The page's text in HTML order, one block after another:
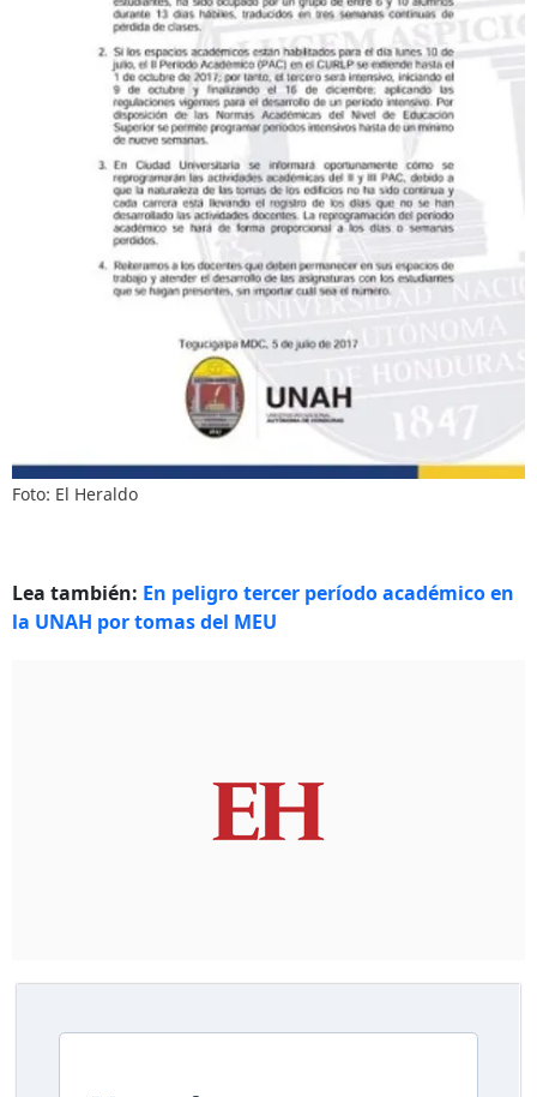
Foto: El Heraldo
Lea también: En peligro tercer período académico en
la UNAH por tomas del MEU